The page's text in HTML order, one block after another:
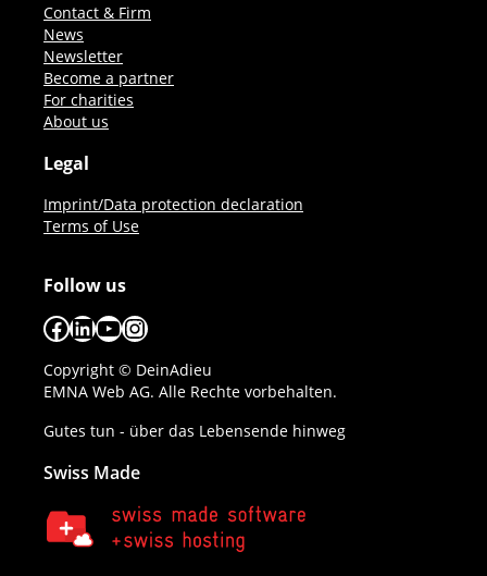
Contact & Firm
News
Newsletter
Become a partner
For charities
About us
Legal
Imprint/Data protection declaration
Terms of Use
Follow us
Facebook
LinkedIn
YouTube
Instagram
Copyright © DeinAdieu
EMNA Web AG. Alle Rechte vorbehalten.
Gutes tun - über das Lebensende hinweg
Swiss Made